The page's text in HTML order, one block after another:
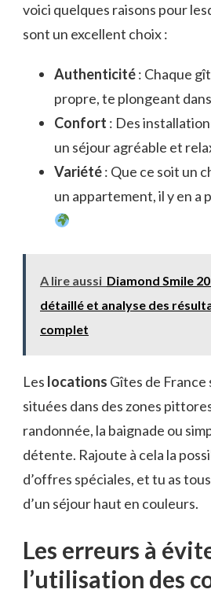
voici quelques raisons pour
sont un excellent choix :
Authenticité: Chaque
propre, te plongeant
Confort : Des
un séjour agréable et
Variété: Que ce soit un
un appartement, il y en a
A lire aussi Diamond Smile
détaillé et analyse des
complet
Les locations Gîtes de
situées dans des zones
randonnée, la baignade ou
détente. Rajoute à cela la
d’offres spéciales, et tu as
d’un séjour haut en couleurs.
Les erreurs à
l’utilisation des